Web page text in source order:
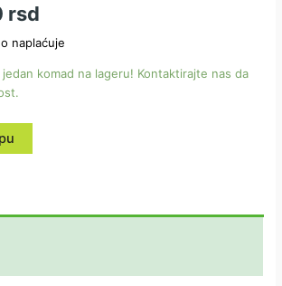
rsd
naplaćuje
jedan komad na lageru! Kontaktirajte nas da